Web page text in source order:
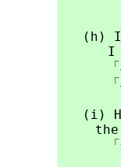
(h)
I
「車の
「車を
(i)
the
「秀喜